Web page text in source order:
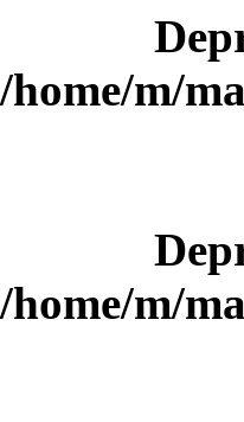
/home/m/
/home/m/